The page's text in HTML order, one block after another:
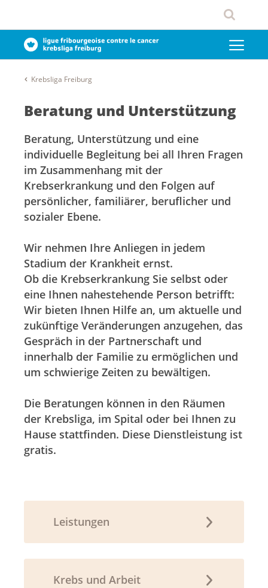
Krebsliga Freiburg
Beratung und Unterstützung
Beratung, Unterstützung und eine
individuelle Begleitung bei all Ihren Fragen
im Zusammenhang mit der
Krebserkrankung und den Folgen auf
persönlicher, familiärer, beruflicher und
sozialer Ebene.
Wir nehmen Ihre Anliegen in jedem
Stadium der Krankheit ernst.
Ob die Krebserkrankung Sie selbst oder
eine Ihnen nahestehende Person betrifft:
Wir bieten Ihnen Hilfe an, um aktuelle und
zukünftige Veränderungen anzugehen, das
Gespräch in der Partnerschaft und
innerhalb der Familie zu ermöglichen und
um schwierige Zeiten zu bewältigen.
Die Beratungen können in den Räumen
der Krebsliga, im Spital oder bei Ihnen zu
Hause stattfinden. Diese Dienstleistung ist
gratis.
Leistungen
Krebs und Arbeit